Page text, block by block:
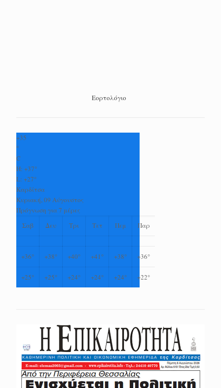
Εορτολόγιο
+35
°
C
H: +37°
L: +27°
Καρδίτσα
Κυριακή, 09 Αύγουστος
Πρόγνωση για 7 μέρες
Σαβ
Δευ Τρι Τετ Πεμ Παρ
+36° +38° +40° +41° +38° +36°
+25° +25° +24° +24° +24° +22°